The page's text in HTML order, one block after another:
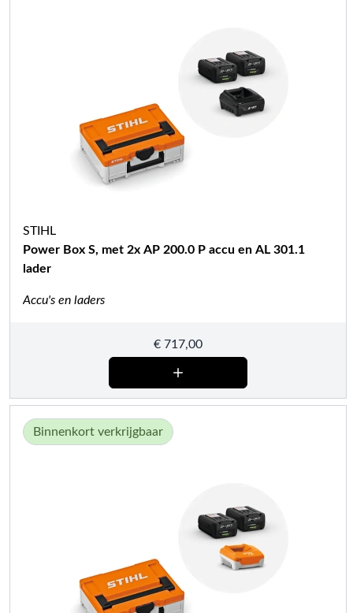
STIHL
Power Box S, met 2x AP 200.0 P accu en AL 301.1
lader
Accu's en laders
€ 717,00
Binnenkort verkrijgbaar